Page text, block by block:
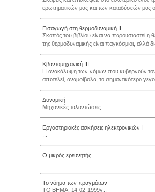
ερωτηματικών μας και των καταδύσεών
Εισαγωγή στη θερμοδυναμική ΙΙ
Σκοπός του βιβλίου είναι να παρουσιαστεί
της θερμοδυναμικής είναι παγκόσμιοι, αλλά
Κβαντομηχανική ΙΙΙ
Η ανακάλυψη των νόμων που κυβερνούν τον
αποτελεί, αναμφίβολα, το σημαντικότερο
Δυναμική
Μηχανικές ταλαντώσεις...
Εργαστηριακές ασκήσεις ηλεκτρονικών Ι
Ο μικρός ερευνητής
Το νόημα των πραγμάτων
ΤΟ ΒΗΜΑ, 14-02-1999v...